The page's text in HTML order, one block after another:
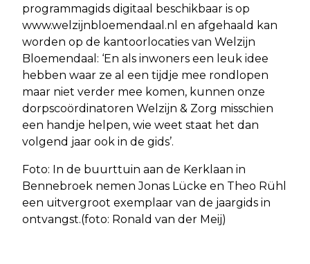
programmagids digitaal beschikbaar is op
www.welzijnbloemendaal.nl en afgehaald kan
worden op de kantoorlocaties van Welzijn
Bloemendaal: ‘En als inwoners een leuk idee
hebben waar ze al een tijdje mee rondlopen
maar niet verder mee komen, kunnen onze
dorpscoördinatoren Welzijn & Zorg misschien
een handje helpen, wie weet staat het dan
volgend jaar ook in de gids’.
Foto: In de buurttuin aan de Kerklaan in
Bennebroek nemen Jonas Lücke en Theo Rühl
een uitvergroot exemplaar van de jaargids in
ontvangst.(foto: Ronald van der Meij)